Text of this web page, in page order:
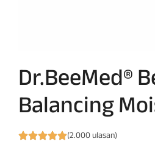
Dr.BeeMed®
Balancing
(2.000 ulasan)